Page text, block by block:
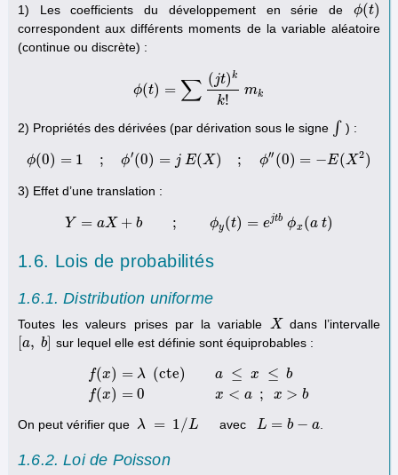
1) Les coefficients du développement en série de ϕ(t)
ϕ(t)
correspondent aux différents moments de la variable aléatoire
(continue ou discrète) :
ϕ(t) = ∑ (jt)k
k!
mk
ϕ (t)= ∑( kk! mk
2) Propriétés des dérivées (par dérivation sous le signe ∫) :
ϕ(0) = 1 ; ϕ′(0) = j E(X) ; ϕ′′ (0) = −E(X2)
0)=1;ϕ (0) = E(X); ϕ 0) E(X2)
3) Effet d’une translation :
Y = aX + b ; ϕy(t) = ejtb ϕx (a t)
Y= ; ejtb ϕx (a t)
1.6. Lois de probabilités
1.6.1. Distribution uniforme
Toutes les valeurs prises par la variable X
X dans l’intervalle
a, b]
a, b] sur lequel elle est définie sont équiprobables :
f(x)
f(x)
= λ (cte)
= 0
a ≤ x ≤ b
x < a ; x > b
f( ) cte) x =0 ;
On peut vérifier que λ = 1/L
λ 1/ L avec L = b − a
L= b− a .
1.6.2. Loi de Poisson